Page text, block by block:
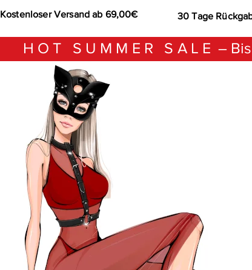
Kostenloser Versand ab 69,00€ 30 Tage
HOT SUMMER SALE –